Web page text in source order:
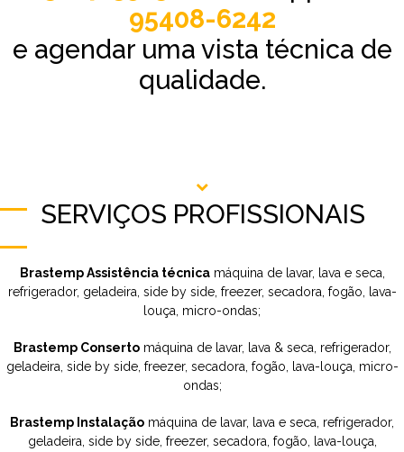
95408-6242
e agendar uma vista técnica de
qualidade.
SERVIÇOS PROFISSIONAIS
Brastemp Assistência técnicamáquina de lavar, lava e seca,
refrigerador, geladeira, side by side, freezer, secadora, fogão, lava-
louça, micro-ondas;
Brastemp Consertomáquina de lavar, lava & seca, refrigerador,
geladeira, side by side, freezer, secadora, fogão, lava-louça, micro-
ondas;
Brastemp Instalação máquina de lavar, lava e seca, refrigerador,
geladeira, side by side, freezer, secadora, fogão, lava-louça,